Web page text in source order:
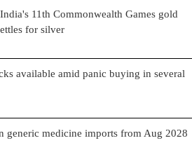
11th Commonwealth Games gold
for silver
available amid panic buying in several
generic medicine imports from Aug 2028